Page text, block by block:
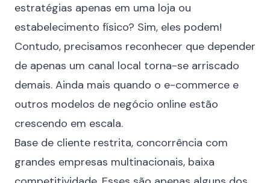
estratégias apenas em uma loja ou
estabelecimento físico? Sim, eles podem!
Contudo, precisamos reconhecer que depender
de apenas um canal local torna-se arriscado
demais. Ainda mais quando o e-commerce e
outros modelos de negócio online estão
crescendo em escala.
Base de cliente restrita, concorrência com
grandes empresas multinacionais, baixa